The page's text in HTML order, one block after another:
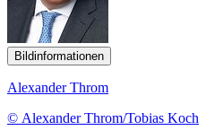
Bildinformationen
Alexander Throm
© Alexander Throm/Tobias Koch